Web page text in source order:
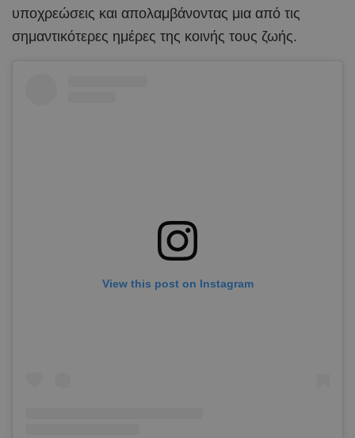
υποχρεώσεις και απολαμβάνοντας μια από τις
σημαντικότερες ημέρες της κοινής τους ζωής.
View this post on Instagram